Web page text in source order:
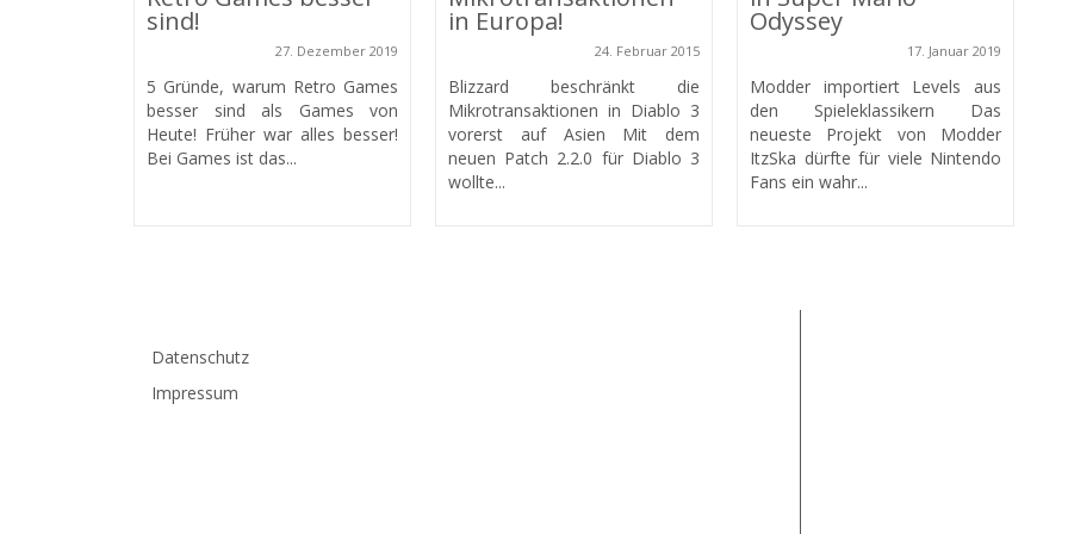
sind!
27. Dezember 2019
5 Gründe, warum Retro Games
besser sind als Games von
Heute! Früher war alles besser!
Bei Games ist das...
in Europa!
24. Februar 2015
Blizzard beschränkt die
Mikrotransaktionen in Diablo 3
vorerst auf Asien Mit dem
neuen Patch 2.2.0 für Diablo 3
wollte...
Odyssey
17. Januar 2019
Modder importiert Levels aus
den Spieleklassikern Das
neueste Projekt von Modder
ItzSka dürfte für viele Nintendo
Fans ein wahr...
Datenschutz
Impressum